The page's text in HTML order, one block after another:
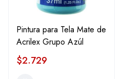
Pintura para Tela Mate de
Acrilex Grupo Azúl
$2.729